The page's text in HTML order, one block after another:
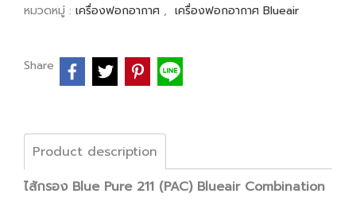
หมวดหมู่ : เครื่องฟอกอากาศ , เครื่องฟอกอากาศ Blueair
Share
Product description
ไส้กรอง Blue Pure 211 (PAC) Blueair Combination